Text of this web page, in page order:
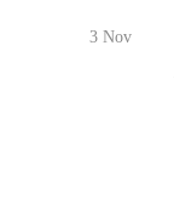
3 Nov